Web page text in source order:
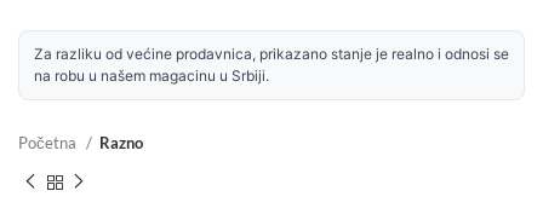
Za razliku od većine prodavnica, prikazano stanje je realno i odnosi se
na robu u našem magacinu u Srbiji.
Početna Razno